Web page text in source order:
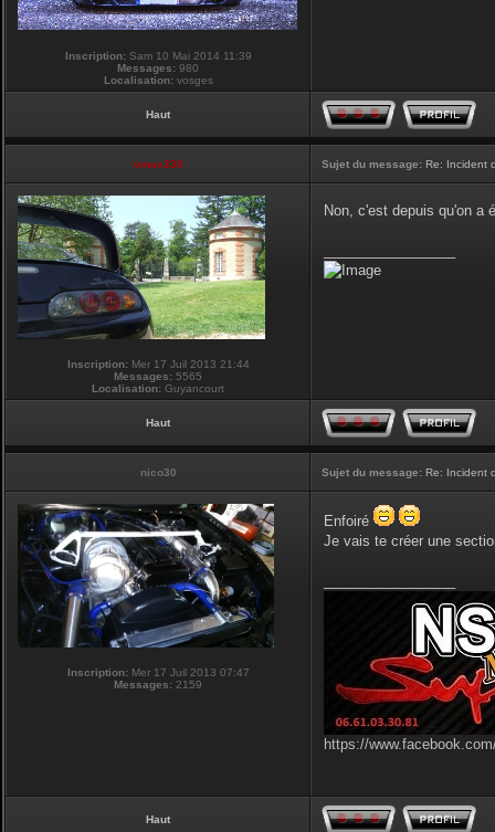
Inscription:Sam 10 Mai 2014 11:39
Messages: 980
Localisation:vosges
Haut
vmax330 Sujet du message: Re: Incident
Inscription:Mer 17 Juil 2013 21:44
Messages: 5565
Localisation: Guyancourt
Non, c'est depuis qu'on a
Haut
nico30 Sujet du message: Re: Incident
Inscription:Mer 17 Juil 2013 07:47
Messages: 2159
Enfoiré
Je vais te créer une
https://
Haut